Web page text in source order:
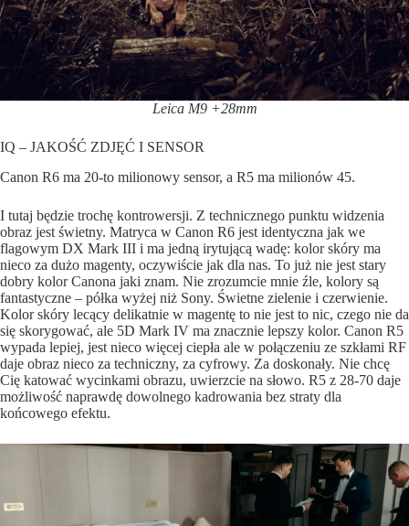
Leica M9 +28mm
IQ – JAKOŚĆ ZDJĘĆ I SENSOR
Canon R6 ma 20-to milionowy sensor, a R5 ma milionów 45.
I tutaj będzie trochę kontrowersji. Z technicznego punktu widzenia
obraz jest świetny. Matryca w Canon R6 jest identyczna jak we
flagowym DX Mark III i ma jedną irytującą wadę: kolor skóry ma
nieco za dużo magenty, oczywiście jak dla nas. To już nie jest stary
dobry kolor Canona jaki znam. Nie zrozumcie mnie źle, kolory są
fantastyczne – półka wyżej niż Sony. Świetne zielenie i czerwienie.
Kolor skóry lecący delikatnie w magentę to nie jest to nic, czego nie da
się skorygować, ale 5D Mark IV ma znacznie lepszy kolor. Canon R5
wypada lepiej, jest nieco więcej ciepła ale w połączeniu ze szkłami RF
daje obraz nieco za techniczny, za cyfrowy. Za doskonały. Nie chcę
Cię katować wycinkami obrazu, uwierzcie na słowo. R5 z 28-70 daje
możliwość naprawdę dowolnego kadrowania bez straty dla
końcowego efektu.